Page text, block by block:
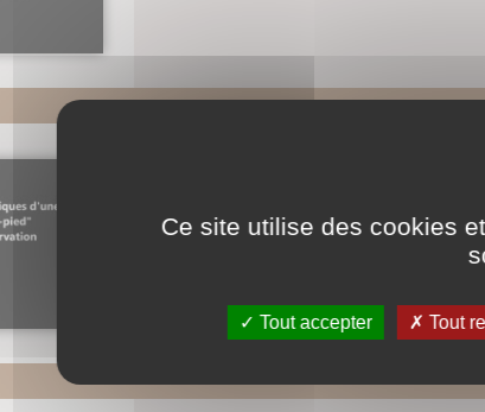
Vidéo n°16 : Intérêts
Contenu vidéo lié à l’ouvrage
Brigaud, Éditions DésIris.
si aprirà un menu per scegliere la
Ce site utilise des cookies
Tout accepter Tout